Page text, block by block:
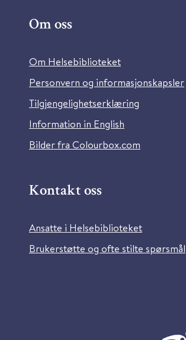
Om oss
Om Helsebiblioteket
Personvern og informasjonskapsler
Tilgjengelighetserklæring
Information in English
Bilder fra Colourbox.com
Kontakt oss
Ansatte i Helsebiblioteket
Brukerstøtte og ofte stilte spørsmål